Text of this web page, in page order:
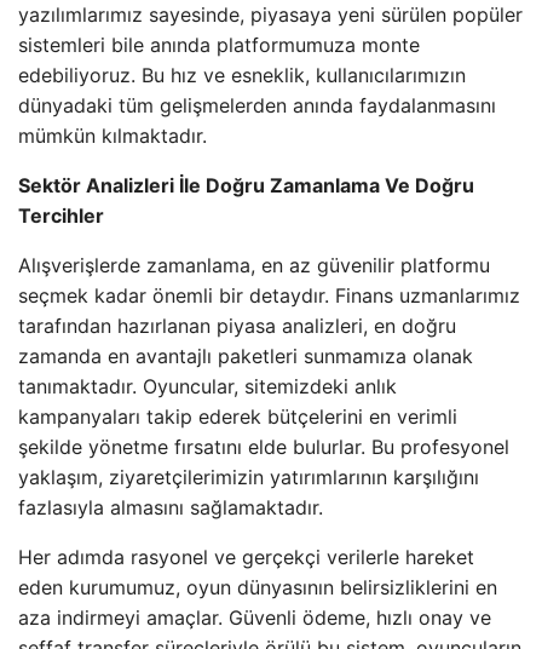
yazılımlarımız sayesinde, piyasaya yeni sürülen popüler
sistemleri bile anında platformumuza monte
edebiliyoruz. Bu hız ve esneklik, kullanıcılarımızın
dünyadaki tüm gelişmelerden anında faydalanmasını
mümkün kılmaktadır.
Sektör Analizleri İle Doğru Zamanlama Ve Doğru
Tercihler
Alışverişlerde zamanlama, en az güvenilir platformu
seçmek kadar önemli bir detaydır. Finans uzmanlarımız
tarafından hazırlanan piyasa analizleri, en doğru
zamanda en avantajlı paketleri sunmamıza olanak
tanımaktadır. Oyuncular, sitemizdeki anlık
kampanyaları takip ederek bütçelerini en verimli
şekilde yönetme fırsatını elde bulurlar. Bu profesyonel
yaklaşım, ziyaretçilerimizin yatırımlarının karşılığını
fazlasıyla almasını sağlamaktadır.
Her adımda rasyonel ve gerçekçi verilerle hareket
eden kurumumuz, oyun dünyasının belirsizliklerini en
aza indirmeyi amaçlar. Güvenli ödeme, hızlı onay ve